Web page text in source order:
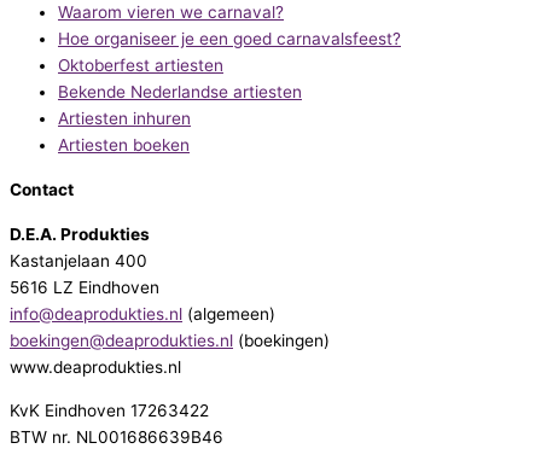
Waarom vieren we carnaval?
Hoe organiseer je een goed carnavalsfeest?
Oktoberfest artiesten
Bekende Nederlandse artiesten
Artiesten inhuren
Artiesten boeken
Contact
D.E.A. Produkties
Kastanjelaan 400
5616 LZ Eindhoven
info@deaprodukties.nl (algemeen)
boekingen@deaprodukties.nl (boekingen)
www.deaprodukties.nl
KvK Eindhoven 17263422
BTW nr. NL001686639B46